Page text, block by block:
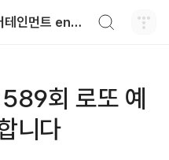
와일드진생WG엔터테인먼트 entertainment
회 로또 예
니다